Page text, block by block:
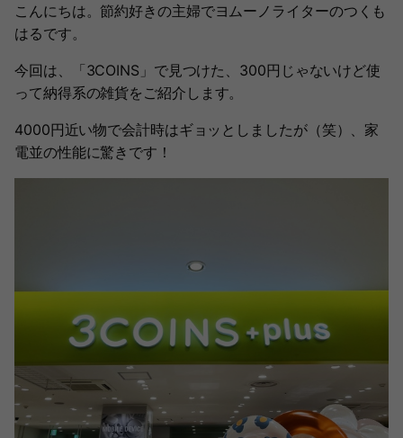
こんにちは。節約好きの主婦でヨムーノライターのつくも
はるです。
今回は、「3COINS」で見つけた、300円じゃないけど使
って納得系の雑貨をご紹介します。
4000円近い物で会計時はギョッとしましたが（笑）、家
電並の性能に驚きです！